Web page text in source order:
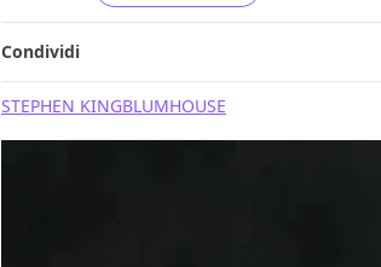
Condividi
STEPHEN KINGBLUMHOUSE